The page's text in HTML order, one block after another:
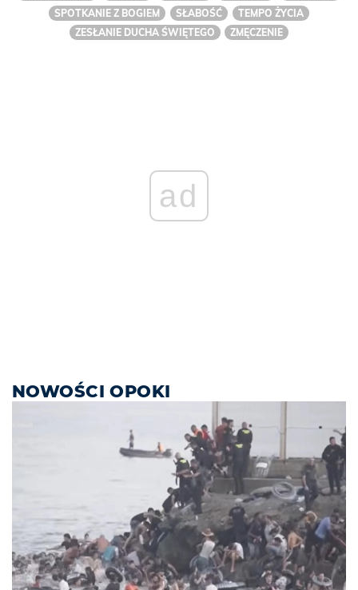
SPOTKANIE Z BOGIEM
SŁABOŚĆ
TEMPO ŻYCIA
ZESŁANIE DUCHA ŚWIĘTEGO
ZMĘCZENIE
ad
NOWOŚCI OPOKI